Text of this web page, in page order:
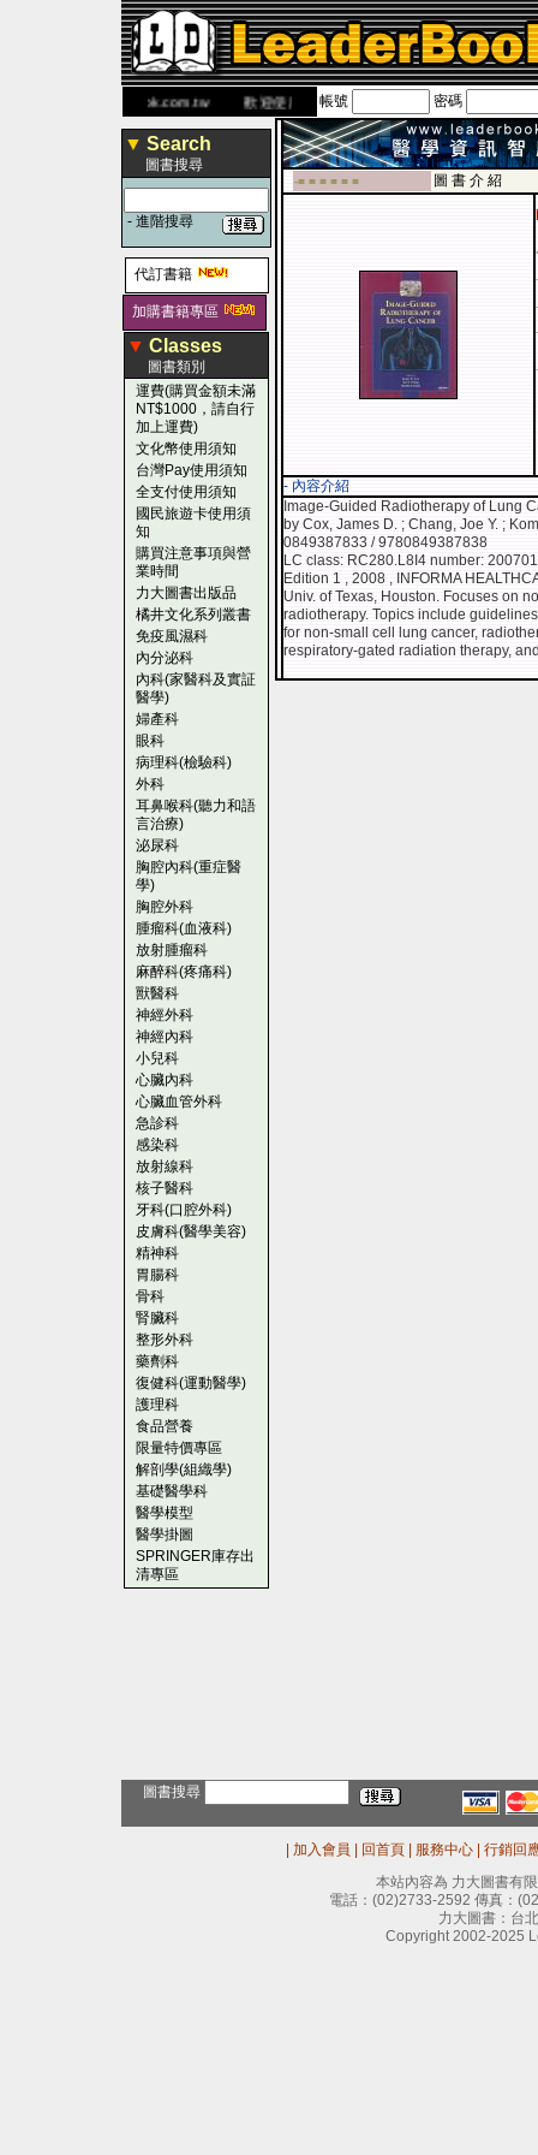
www.leaderbook.com.tw歡迎使用 國民旅遊卡！！
帳號 密碼
▼ Search
圖書搜尋
- 進階搜尋
代訂書籍
加購書籍專區
▼ Classes
圖書類別
運費(購買金額未滿
NT$1000，請自行
加上運費)
文化幣使用須知
台灣Pay使用須知
全支付使用須知
國民旅遊卡使用須
知
購買注意事項與營
業時間
力大圖書出版品
橘井文化系列叢書
免疫風濕科
內分泌科
內科(家醫科及實証
醫學)
婦產科
眼科
病理科(檢驗科)
外科
耳鼻喉科(聽力和語
言治療)
泌尿科
胸腔內科(重症醫
學)
胸腔外科
腫瘤科(血液科)
放射腫瘤科
麻醉科(疼痛科)
獸醫科
神經外科
神經內科
小兒科
心臟內科
心臟血管外科
急診科
感染科
放射線科
核子醫科
牙科(口腔外科)
皮膚科(醫學美容)
精神科
胃腸科
骨科
腎臟科
整形外科
藥劑科
復健科(運動醫學)
護理科
食品營養
限量特價專區
解剖學(組織學)
基礎醫學科
醫學模型
醫學掛圖
SPRINGER庫存出
清專區
-■ ■ ■ ■ ■ ■ 圖 書 介 紹
- 內容介紹
Image-Guided Radiotherapy of Lung
by Cox, James D. ; Chang, Joe Y. ;
0849387833 / 9780849387838
LC class: RC280.L8I4 number:
Edition 1 , 2008 , INFORMA
Univ. of Texas, Houston. Focuses on
radiotherapy. Topics include
for non-small cell lung cancer,
respiratory-gated radiation therapy,
圖書搜尋
加入會員 回首頁 服務中心
行銷回
本站內容為 力大圖書有
電話： (02)2733-2592 傳真：
力大圖書：台
Copyright 2002-2025